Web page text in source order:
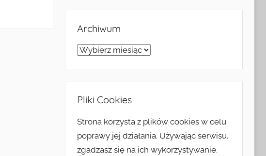
Archiwum
Archiwum
Pliki Cookies
Strona korzysta z plików cookies w celu
poprawy jej działania. Używając serwisu,
zgadzasz się na ich wykorzystywanie.